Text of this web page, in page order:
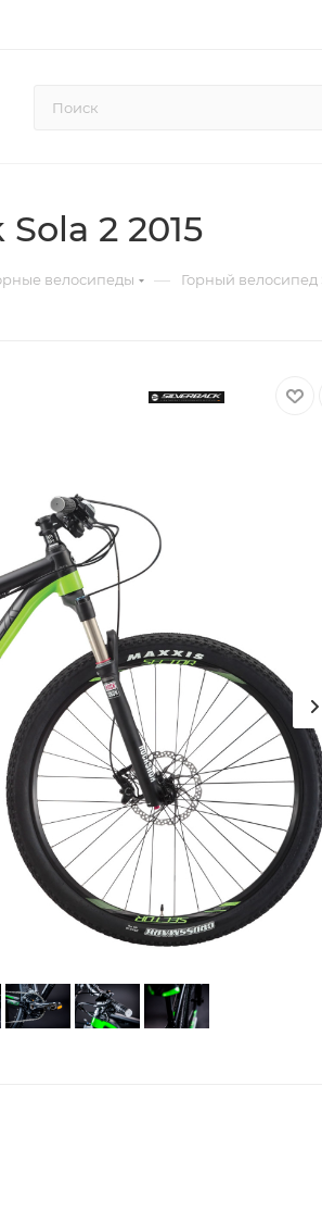
2 2015
велосипеды — Горный велосипед